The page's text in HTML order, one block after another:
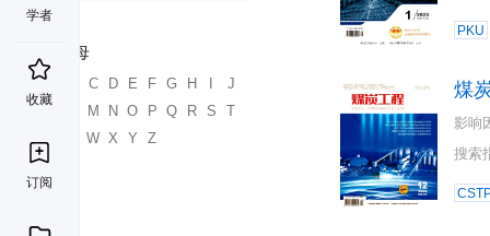
学者
收藏
订阅
首字母
C D E F G H
J
K
M N O P Q R S
T
W X Y Z
PKU
煤
影响
搜索